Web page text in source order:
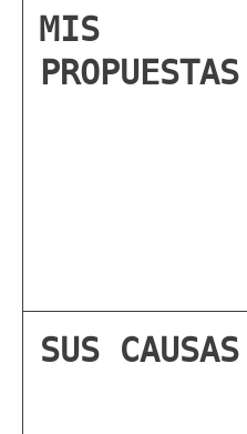
MIS
PROPUESTAS
SUS CAUSAS